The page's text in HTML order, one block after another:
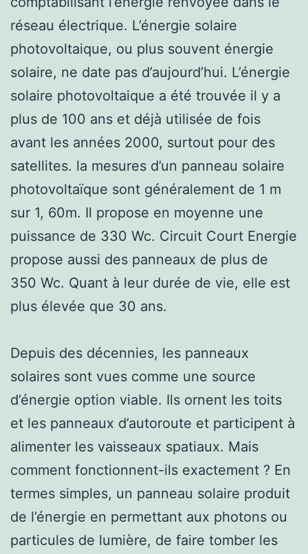
réseau électrique. L’énergie solaire
photovoltaique, ou plus souvent énergie
solaire, ne date pas d’aujourd’hui. L’énergie
solaire photovoltaique a été trouvée il y a
plus de 100 ans et déjà utilisée de fois
avant les années 2000, surtout pour des
satellites. la mesures d’un panneau solaire
photovoltaïque sont généralement de 1 m
sur 1, 60m. Il propose en moyenne une
puissance de 330 Wc. Circuit Court Energie
propose aussi des panneaux de plus de
350 Wc. Quant à leur durée de vie, elle est
plus élevée que 30 ans.
Depuis des décennies, les panneaux
solaires sont vues comme une source
d’énergie option viable. Ils ornent les toits
et les panneaux d’autoroute et participent à
alimenter les vaisseaux spatiaux. Mais
comment fonctionnent-ils exactement ? En
termes simples, un panneau solaire produit
de l’énergie en permettant aux photons ou
particules de lumière, de faire tomber les